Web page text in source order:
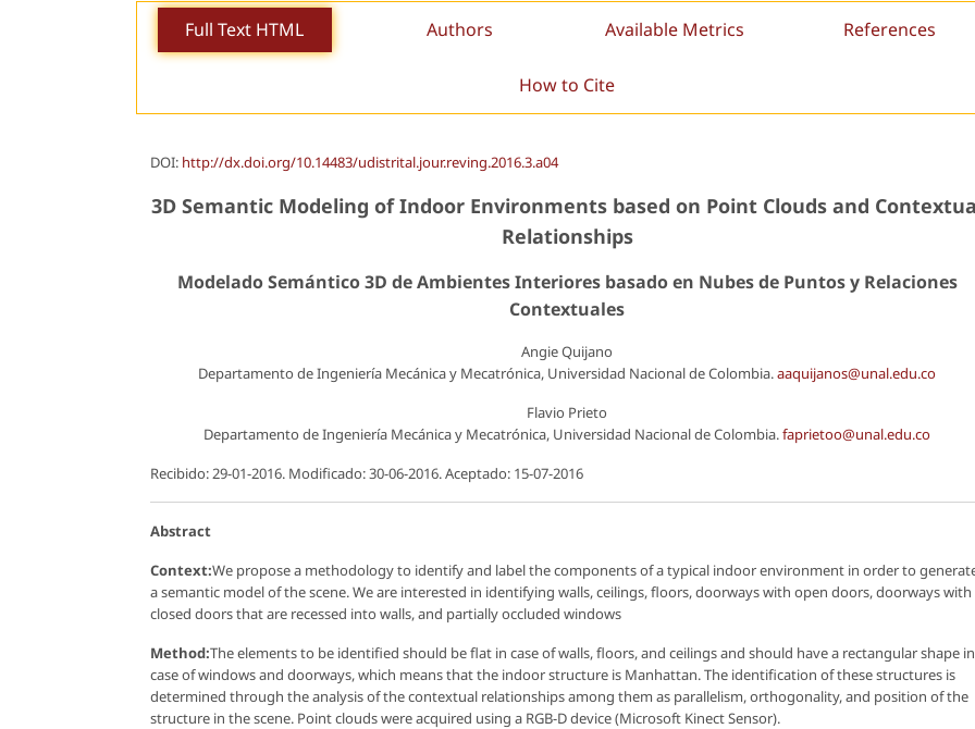
Full Text HTML Authors Available Metrics References
How to Cite
DOI: http://dx.doi.org/10.14483/udistrital.jour.reving.2016.3.a04
3D Semantic Modeling of Indoor Environments based on Point Clouds and
Relationships
Modelado Semántico 3D de Ambientes Interiores basado en Nubes de Puntos y Relaciones
Contextuales
Angie Quijano
Departamento de Ingeniería Mecánica y Mecatrónica, Universidad Nacional de Colombia.aaquijanos@unal.edu.co
Flavio Prieto
Departamento de Ingeniería Mecánica y Mecatrónica, Universidad Nacional de Colombia.faprietoo@unal.edu.co
Recibido: 29-01-2016. Modificado: 30-06-2016. Aceptado: 15-07-2016
Abstract
Context:We propose a methodology to identify and label the components of a typical indoor environment in order to
a semantic model of the scene. We are interested in identifying walls, ceilings, floors, doorways with open doors, doorways with
closed doors that are recessed into walls, and partially occluded windows
Method:The elements to be identified should be flat in case of walls, floors, and ceilings and should have a rectangular shape in
case of windows and doorways, which means that the indoor structure is Manhattan. The identification of these structures is
determined through the analysis of the contextual relationships among them as parallelism, orthogonality, and position of the
structure in the scene. Point clouds were acquired using a RGB-D device (Microsoft Kinect Sensor).